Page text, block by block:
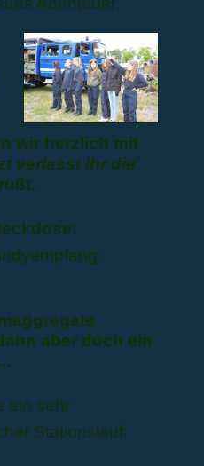
wir herzlich mit
verlasst ihr die
aber doch ein
ein sehr
Stationslauf: